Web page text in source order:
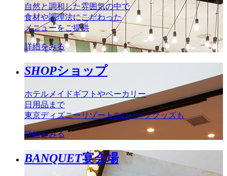
自然と調和した雰囲気の中で
食材や調理法にこだわった
メニューをご提供
詳細をみる
SHOPショップ
ホテルメイドギフトやベーカリー
日用品まで
東京ディズニーリゾート®のパークグッズも
詳細をみる
BANQUET宴会場